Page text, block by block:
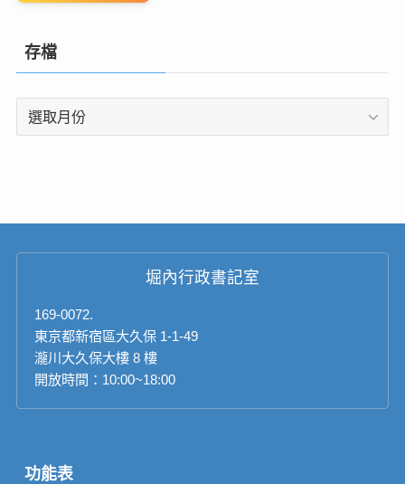
存檔
存
堀內行政書記室
169-0072.
東京都新宿區大久保 1-1-49
瀧川大久保大樓 8 樓
開放時間：10:00~18:00
功能表